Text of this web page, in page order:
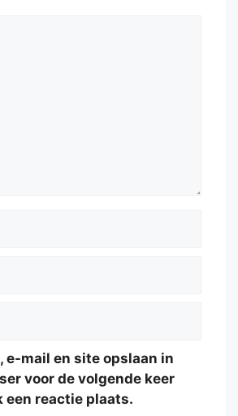
e-mail en site opslaan in
voor de volgende keer
een reactie plaats.